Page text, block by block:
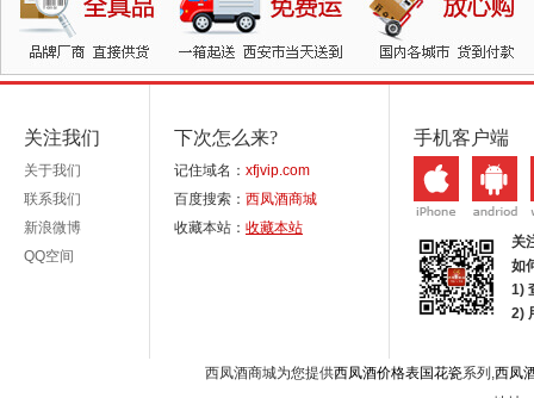
关注我们
关于我们
联系我们
新浪微博
QQ空间
下次怎么来?
记住域名： xfjvip.com
百度搜索： 西凤酒商城
收藏本站： 收藏本站
手机客户端
关
如
1)
2)
西凤酒商城为您提供西凤酒价格表国花瓷系列,西凤